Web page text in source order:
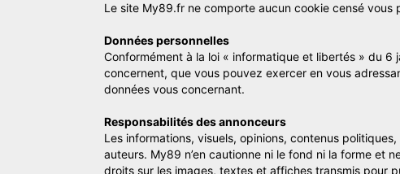
Le site My89.fr ne comporte aucun cookie censé vous
Données personnelles
Conformément à la loi « informatique et libertés » du
concernent, que vous pouvez exercer en vous
données vous concernant.
Responsabilités des annonceurs
Les informations, visuels, opinions, contenus
auteurs. My89 n’en cautionne ni le fond ni la forme et
droits sur les images, textes et affiches transmis pour